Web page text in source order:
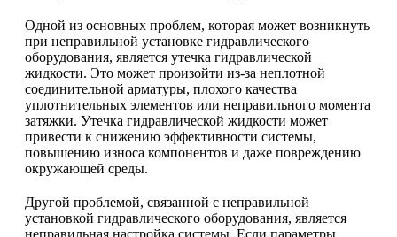
Одной из основных проблем, которая может возникнуть
при неправильной установке гидравлического
оборудования, является утечка гидравлической
жидкости. Это может произойти из-за неплотной
соединительной арматуры, плохого качества
уплотнительных элементов или неправильного момента
затяжки. Утечка гидравлической жидкости может
привести к снижению эффективности системы,
повышению износа компонентов и даже повреждению
окружающей среды.
Другой проблемой, связанной с неправильной
установкой гидравлического оборудования, является
неправильная настройка системы. Если параметры